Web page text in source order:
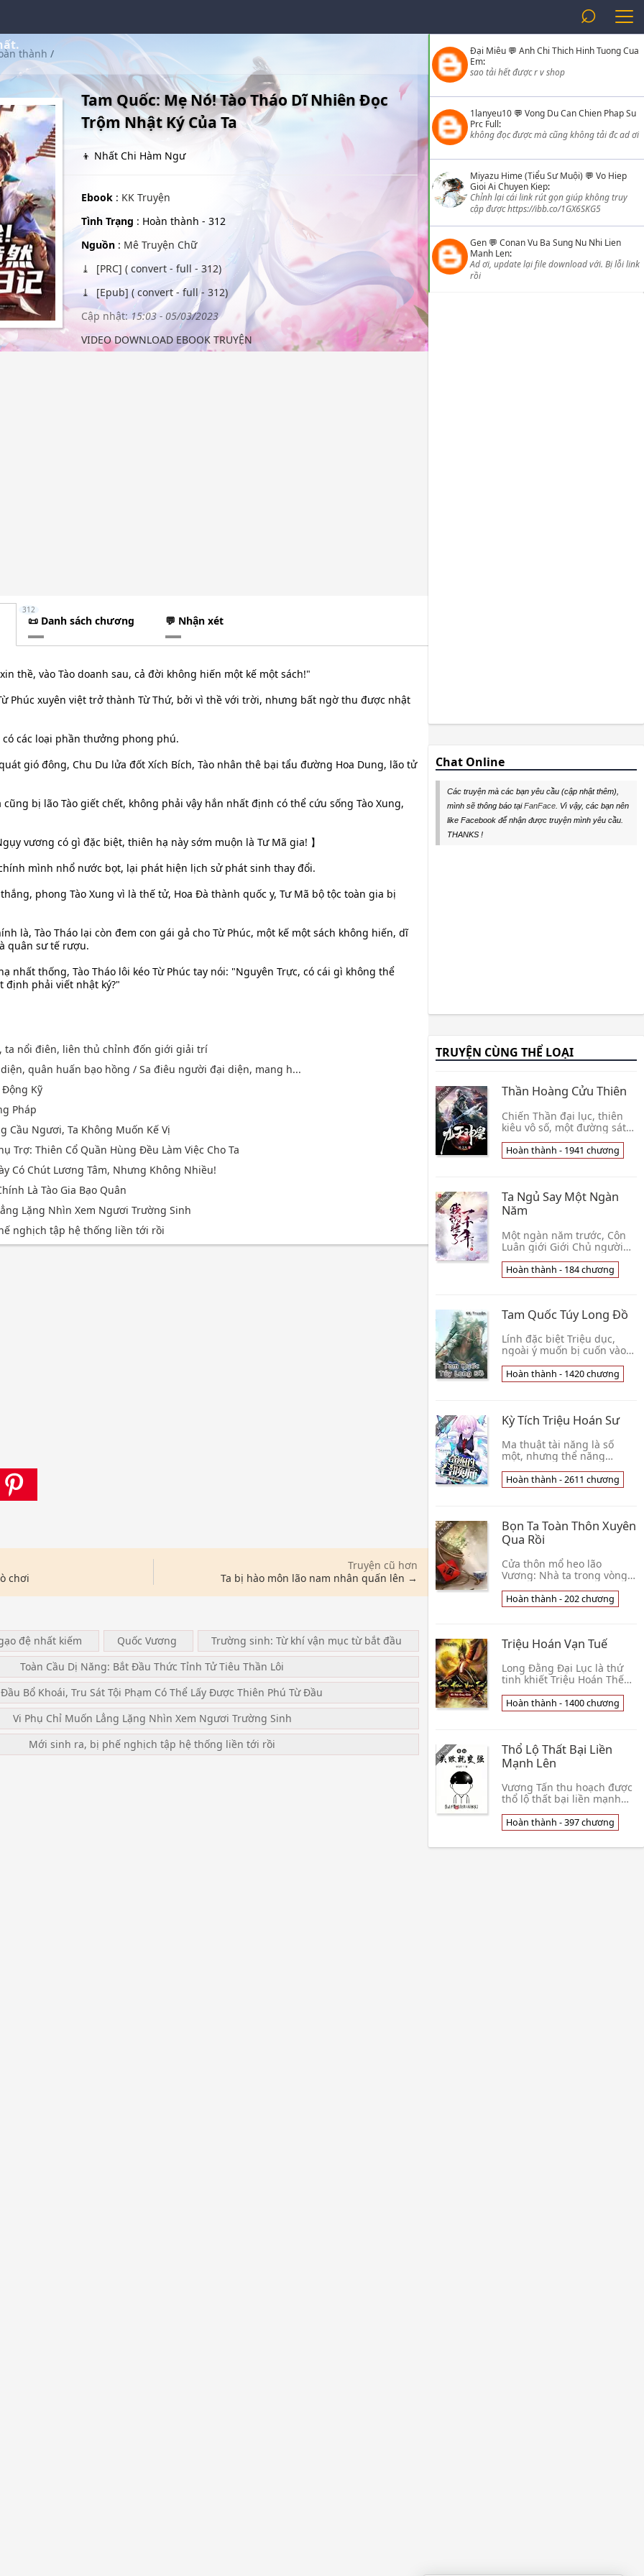
⌕
thành /
Tam Quốc: Mẹ Nó! Tào Tháo Dĩ Nhiên Đọc
Trộm Nhật Ký Của Ta
👦 Nhất Chi Hàm Ngư
Ebook : KK Truyện
Tình Trạng : Hoàn thành - 312
Nguồn: Mê Truyện Chữ
[PRC] ( convert - full - 312)
[Epub] ( convert - full - 312)
Cập nhật:15:03 - 05/03/2023
VIDEO DOWNLOAD EBOOK TRUYỆN
📜 Danh sách chương
312
💬 Nhận xét
thề, vào Tào doanh sau, cả đời không hiến một kế một sách!"
Phúc xuyên việt trở thành Từ Thứ, bởi vì thề với trời, nhưng bất ngờ thu được nhật
các loại phần thưởng phong phú.
quát gió đông, Chu Du lửa đốt Xích Bích, Tào nhân thê bại tẩu đường Hoa Dung, lão tử
cũng bị lão Tào giết chết, không phải vậy hắn nhất định có thể cứu sống Tào Xung,
vương có gì đặc biệt, thiên hạ này sớm muộn là Tư Mã gia! 】
mình nhổ nước bọt, lại phát hiện lịch sử phát sinh thay đổi.
phong Tào Xung vì là thế tử, Hoa Đà thành quốc y, Tư Mã bộ tộc toàn gia bị
là, Tào Tháo lại còn đem con gái gả cho Từ Phúc, một kế một sách không hiến, dĩ
quân sư tế rượu.
nhất thống, Tào Tháo lôi kéo Từ Phúc tay nói: "Nguyên Trực, có cái gì không thể
định phải viết nhật ký?"
ta nổi điên, liên thủ chỉnh đốn giới giải trí
quân huấn bạo hồng / Sa điêu người đại diện, mang h...
Động Kỹ
Pháp
Cầu Ngươi, Ta Không Muốn Kế Vị
Trợ: Thiên Cổ Quần Hùng Đều Làm Việc Cho Ta
Có Chút Lương Tâm, Nhưng Không Nhiều!
Là Tào Gia Bạo Quân
Lặng Nhìn Xem Ngươi Trường Sinh
nghịch tập hệ thống liền tới rồi
chơi
Truyện cũ hơn
Ta bị hào môn lão nam nhân quấn lên →
đệ nhất kiếm Quốc Vương
Trường sinh: Từ khí vận mục từ bắt đầu
Toàn Cầu Dị Năng: Bắt Đầu Thức Tỉnh Tử Tiêu Thần Lôi
Bổ Khoái, Tru Sát Tội Phạm Có Thể Lấy Được Thiên Phú Từ Đầu
Vi Phụ Chỉ Muốn Lẳng Lặng Nhìn Xem Ngươi Trường Sinh
Mới sinh ra, bị phế nghịch tập hệ thống liền tới rồi
Đại Miêu 💬 Anh Chi Thich Hinh Tuong Cua
Em:
sao tải hết được r v shop
1lanyeu10 💬 Vong Du Can Chien Phap Su
Prc Full:
không đọc được mà cũng không tải đc ad ơi
Miyazu Hime (Tiểu Sư Muội) 💬 Vo Hiep
Gioi Ai Chuyen Kiep:
Chỉnh lại cái link rút gọn giúp không truy
cập được https://ibb.co/1GX6SKG5
Gen 💬 Conan Vu Ba Sung Nu Nhi Lien
Manh Len:
Ad ơi, update lại file download với. Bị lỗi link
rồi
Chat Online
Các truyện mà các bạn yêu cầu (cập nhật thêm),
mình sẽ thông báo tạiFanFace . Vì vậy, các bạn nên
like Facebook để nhận được truyện mình yêu cầu.
THANKS !
TRUYỆN CÙNG THỂ LOẠI
Thần Hoàng Cửu Thiên
Chiến Thần đại lục, thiên
kiêu vô số, một đường sát
cửu thiên, thành tựu vô
thượng Thần Hoàng.👦
Hoàn thành - 1941 chương
Ta Ngủ Say Một Ngàn
Năm
Một ngàn năm trước, Côn
Luân giới Giới Chủ người
đại cường giả ám toán
chặn giết, sinh tử lúc một
Hoàn thành - 184 chương
Tam Quốc Túy Long Đồ
Lính đặc biệt Triệu dục,
ngoài ý muốn bị cuốn vào
giáp cưỡi ngựa chinh chiến
sa trường. Kết nghĩa hào
Hoàn thành - 1420 chương
Kỳ Tích Triệu Hoán Sư
Ma thuật tài năng là số
một, nhưng thể năng
Triệu hoán sứ ma có thể là
ngàn vạn, nhưng mình là
Hoàn thành - 2611 chương
Bọn Ta Toàn Thôn Xuyên
Qua Rồi
Cửa thôn mổ heo lão
Vương: Nhà ta trong vòng
đồ chơi này hiện tại bảo
đảm không bảo vệ a? Khó
Hoàn thành - 202 chương
Triệu Hoán Vạn Tuế
Long Đằng Đại Lục là thứ
tinh khiết Triệu Hoán Thế
không đấu khí . Chỗ ở Nam
Nhạc Dương đi vào sau đó ,
Hoàn thành - 1400 chương
Thổ Lộ Thất Bại Liền
Mạnh Lên
Vương Tấn thu hoạch được
thổ lộ thất bại liền mạnh
giáo hoa thổ lộ, đối phương
để ngươi lăn, nhan trị + 1,
thu hoạ👦 Tân Mã Giáp
Hoàn thành - 397 chương